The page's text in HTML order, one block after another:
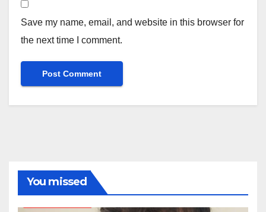
Save my name, email, and website in this browser for
the next time I comment.
You missed